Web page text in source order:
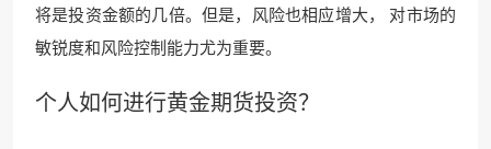
将是投资金额的几倍。但是，风险也相应增大， 对市场的
敏锐度和风险控制能力尤为重要。
个人如何进行黄金期货投资？